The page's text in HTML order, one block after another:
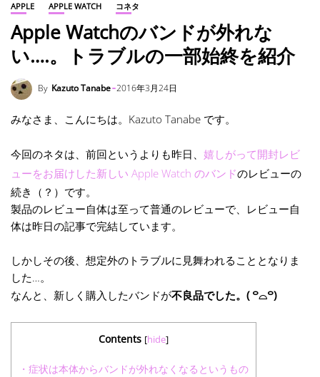
APPLE APPLE WATCH コネタ
Apple Watchのバンドが外れな
い….。トラブルの一部始終を紹介
By Kazuto Tanabe 2016年3月24日
みなさま、こんにちは。Kazuto Tanabe です。
今回のネタは、前回というよりも昨日、 嬉しがって開封レビ
ューをお届けした新しい Apple Watch のバンドのレビューの
続き（？）です。
製品のレビュー自体は至って普通のレビューで、レビュー自
体は昨日の記事で完結しています。
しかしその後、想定外のトラブルに見舞われることとなりま
した…。
なんと、新しく購入したバンドが不良品でした。( ꒪⌓꒪)
Contents [hide]
・症状は本体からバンドが外れなくなるというもの